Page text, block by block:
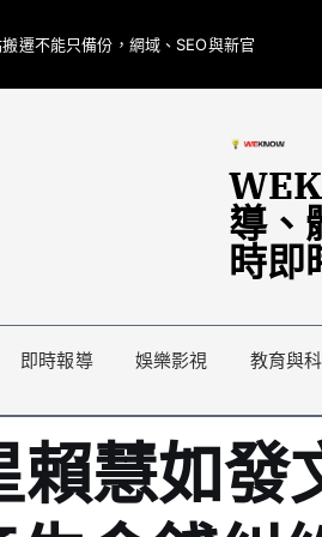
遷不能只備份，網域、SEO與新官
翁曉
導、
時即
即時報導 娛樂影視 教育與
賴慧如發